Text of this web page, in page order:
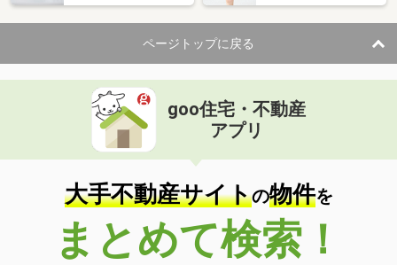
ページトップに戻る
goo住宅・不動産
アプリ
大手不動産サイトの物件を
まとめて検索！